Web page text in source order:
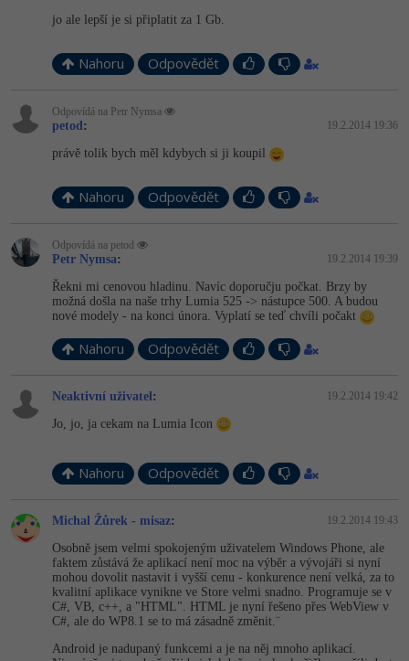
jo ale lepší je si připlatit za 1 Gb.
Nahoru Odpovědět
Odpovídá na Petr Nymsa
petod : 19.2.2014 19:36
právě tolik bych měl kdybych si ji koupil
Nahoru Odpovědět
Odpovídá na petod
Petr Nymsa: 19.2.2014 19:39
Řekni mi cenovou hladinu. Navíc doporučju počkat. Brzy by
možná došla na naše trhy Lumia 525 -> nástupce 500. A budou
nové modely - na konci února. Vyplatí se teď chvíli počakt
Nahoru Odpovědět
Neaktivní uživatel: 19.2.2014 19:42
Jo, jo, ja cekam na Lumia Icon
Nahoru Odpovědět
Michal Žůrek - misaz: 19.2.2014 19:43
Osobně jsem velmi spokojeným uživatelem Windows Phone, ale
faktem zůstává že aplikací není moc na výběr a vývojáři si nyní
mohou dovolit nastavit i vyšší cenu - konkurence není velká, za to
kvalitní aplikace vynikne ve Store velmi snadno. Programuje se v
C#, VB, c++, a "HTML". HTML je nyní řešeno přes WebView v
C#, ale do WP8.1 se to má zásadně změnit.¨
Android je nadupaný funkcemi a je na něj mnoho aplikací.